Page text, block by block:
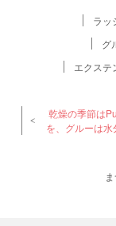
ラッ
グ
エクステ
乾燥の季節は
を、グルーは水